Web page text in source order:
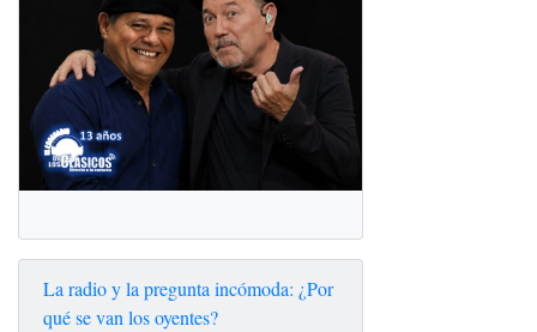
La radio y la pregunta incómoda: ¿Por
qué se van los oyentes?